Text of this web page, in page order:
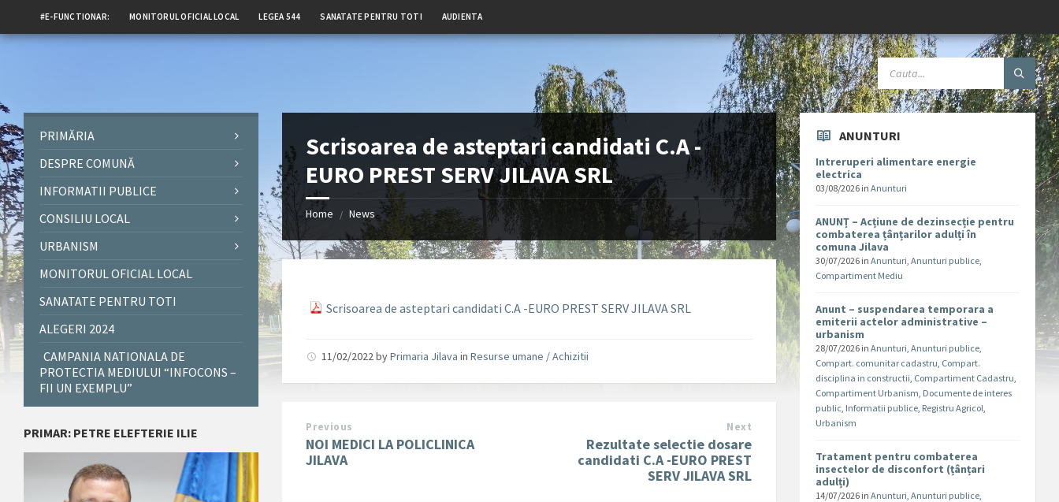
#E-FUNCTIONAR: MONITORUL OFICIAL LOCAL LEGEA 544 SANATATE PENTRU TOTI AUDIENTA
Scrisoarea de asteptari candidati C.A -
EURO PREST SERV JILAVA SRL
Home / News
Scrisoarea de asteptari candidati C.A -EURO PREST SERV JILAVA SRL
11/02/2022byPrimaria Jilava inResurse umane / Achizitii
Previous
NOI MEDICI LA POLICLINICA
JILAVA
Next
Rezultate selectie dosare
candidati C.A -EURO PREST
SERV JILAVA SRL
PRIMĂRIA
DESPRE COMUNĂ
INFORMATII PUBLICE
CONSILIU LOCAL
URBANISM
MONITORUL OFICIAL LOCAL
SANATATE PENTRU TOTI
ALEGERI 2024
CAMPANIA NATIONALA DE
PROTECTIA MEDIULUI “INFOCONS –
FII UN EXEMPLU”
PRIMAR: PETRE ELEFTERIE ILIE
ANUNTURI
Intreruperi alimentare energie
electrica
03/08/2026 inAnunturi
ANUNȚ – Acțiune de dezinsecție pentru
combaterea țânțarilor adulți în
comuna Jilava
30/07/2026 inAnunturi,Anunturi publice,
Compartiment Mediu
Anunt – suspendarea temporara a
emiterii actelor administrative –
urbanism
28/07/2026 inAnunturi,Anunturi publice,
Compart. comunitar cadastru, Compart.
disciplina in constructii, Compartiment Cadastru,
Compartiment Urbanism, Documente de interes
public, Informatii publice, Registru Agricol,
Urbanism
Tratament pentru combaterea
insectelor de disconfort (țânțari
adulți)
14/07/2026 inAnunturi,Anunturi publice,